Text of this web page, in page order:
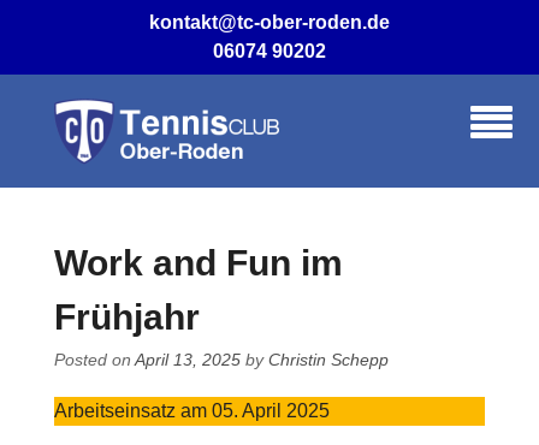
content
kontakt@tc-ober-roden.de
06074 90202
Work and Fun im
Frühjahr
Posted on April 13, 2025byChristin Schepp
Arbeitseinsatz am 05. April 2025